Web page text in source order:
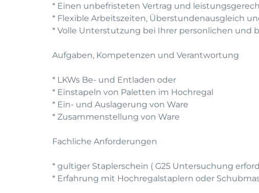
* Einen unbefristeten Vertrag und
* Flexible Arbeitszeiten, Überstundenausgleich
* Volle Unterstutzung bei Ihrer personlichen und
Aufgaben, Kompetenzen und Verantwortung
* LKWs Be- und Entladen oder
* Einstapeln von Paletten im Hochregal
* Ein- und Auslagerung von Ware
* Zusammenstellung von Ware
Fachliche Anforderungen
* gultiger Staplerschein ( G25 Untersuchung
* Erfahrung mit Hochregalstaplern oder